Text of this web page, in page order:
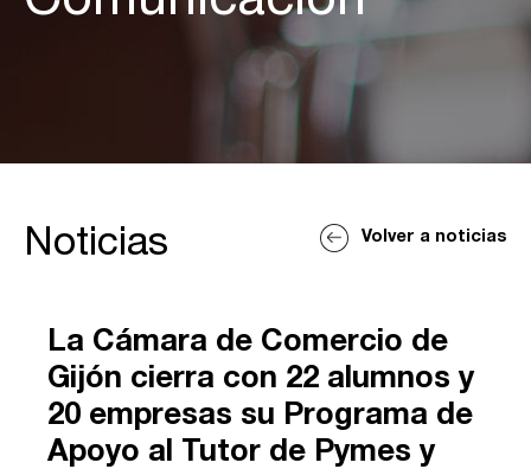
Noticias Volver a noticias
La Cámara de Comercio de
Gijón cierra con 22 alumnos y
20 empresas su Programa de
Apoyo al Tutor de Pymes y